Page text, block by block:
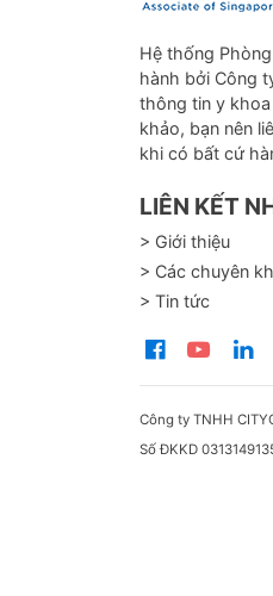
Hệ thống
hành bởi Công
thông tin y
khảo, bạn nên
khi có bất cứ
LIÊN KẾT
> Giới thiệu
> Các chuyên
> Tin tức
Công ty TNHH
Số ĐKKD